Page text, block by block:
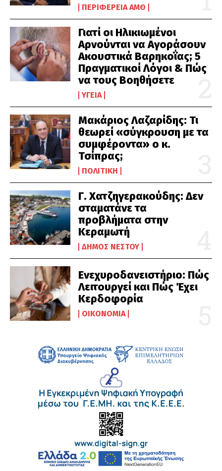
ΠΕΡΙΦΈΡΕΙΑ ΑΜΘ
Γιατί οι Ηλικιωμένοι
Αρνούνται να Αγοράσουν
Ακουστικά Βαρηκοΐας; 5
Πραγματικοί Λόγοι & Πώς
να τους Βοηθήσετε
ΥΓΕΊΑ
Μακάριος Λαζαρίδης: Τι
θεωρεί «σύγκρουση με τα
συμφέροντα» ο κ.
Τσίπρας;
ΠΟΛΙΤΙΚΉ
Γ. Χατζηγερακούδης: Δεν
σταματάνε τα
προβλήματα στην
Κεραμωτή
ΔΉΜΟΣ ΝΈΣΤΟΥ
Ενεχυροδανειστήριο: Πώς
Λειτουργεί και Πώς Έχει
Κερδοφορία
ΟΙΚΟΝΟΜΊΑ